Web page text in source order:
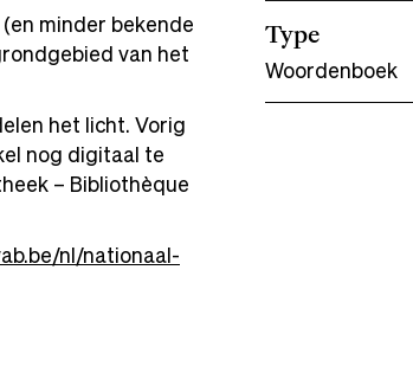
minder bekende
van het
het licht. Vorig
nog digitaal te
– Bibliothèque
nl/nationaal-
Type
Woordenboek